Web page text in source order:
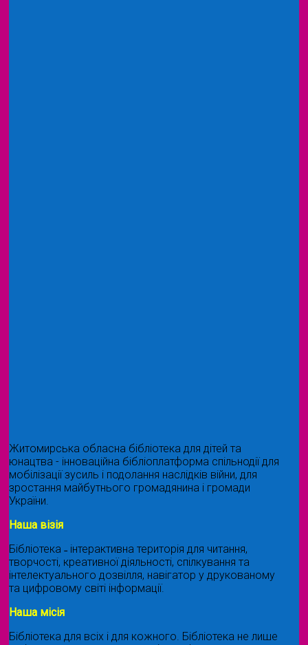
Житомирська обласна бібліотека для дітей та
юнацтва - інноваційна бібліоплатформа спільнодії для
мобілізації зусиль і подолання наслідків війни, для
зростання майбутнього громадянина і громади
України.
Наша візія
Бібліотека ˗ інтерактивна територія для читання,
творчості, креативної діяльності, спілкування та
інтелектуального дозвілля, навігатор у друкованому
та цифровому світі інформації.
Наша місія
Бібліотека для всіх і для кожного. Бібліотека не лише